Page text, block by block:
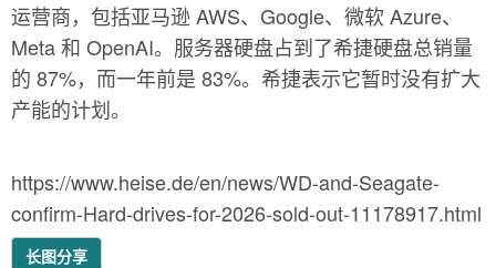
运营商，包括亚马逊 AWS、Google、微软 Azure、
Meta 和 OpenAI。服务器硬盘占到了希捷硬盘总销量
的 87%，而一年前是 83%。希捷表示它暂时没有扩大
产能的计划。
https://www.heise.de/en/news/WD-and-Seagate-
confirm-Hard-drives-for-2026-sold-out-11178917.html
长图分享